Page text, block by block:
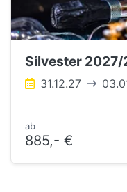
Silvester
31.12.27
ab
885,- €